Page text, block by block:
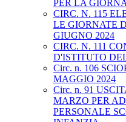
PER LA
CIRC. N. 115
LE GIORNATE
GIUGNO 2024
CIRC. N. 111
D'ISTITUTO
Circ. n. 106
MAGGIO 2024
Circ. n. 91
MARZO PER
PERSONALE